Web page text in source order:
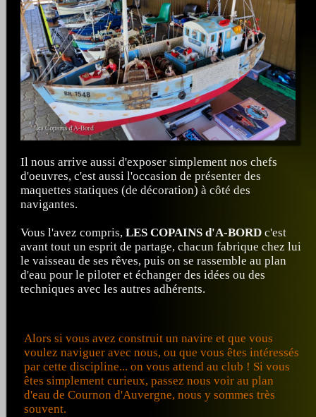
Il nous arrive aussi d'exposer simplement nos chefs
d'oeuvres, c'est aussi l'occasion de présenter des
maquettes statiques (de décoration) à côté des
navigantes.
Vous l'avez compris, LES COPAINS d'A-BORD c'est
avant tout un esprit de partage, chacun fabrique chez lui
le vaisseau de ses rêves, puis on se rassemble au plan
d'eau pour le piloter et échanger des idées ou des
techniques avec les autres adhérents.
Alors si vous avez construit un navire et que vous
voulez naviguer avec nous, ou que vous êtes intéressés
par cette discipline... on vous attend au club ! Si vous
êtes simplement curieux, passez nous voir au plan
d'eau de Cournon d'Auvergne, nous y sommes très
souvent.